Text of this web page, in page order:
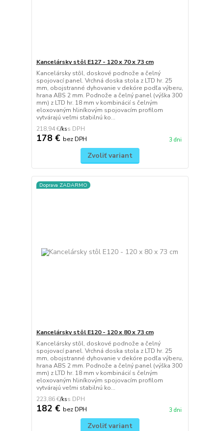
Kancelársky stôl E127 - 120 x 70 x 73 cm
Kancelársky stôl, doskové podnože a čelný
spojovací panel. Vrchná doska stola z LTD hr. 25
mm, obojstranné dyhovanie v dekóre podľa výberu,
hrana ABS 2 mm. Podnože a čelný panel (výška 300
mm) z LTD hr. 18 mm v kombinácií s čelným
eloxovaným hliníkovým spojovacím profilom
vytvárajú veľmi stabilnú ko...
218,94 €/ks
178 € bez DPH 3 dni
Zvoliť variant
Doprava ZADARMO
Kancelársky stôl E120 - 120 x 80 x 73 cm
Kancelársky stôl, doskové podnože a čelný
spojovací panel. Vrchná doska stola z LTD hr. 25
mm, obojstranné dyhovanie v dekóre podľa výberu,
hrana ABS 2 mm. Podnože a čelný panel (výška 300
mm) z LTD hr. 18 mm v kombinácií s čelným
eloxovaným hliníkovým spojovacím profilom
vytvárajú veľmi stabilnú ko...
223,86 €/ks
182 € bez DPH 3 dni
Zvoliť variant